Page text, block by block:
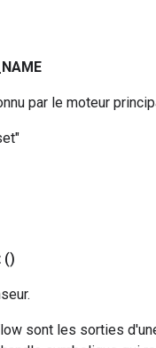
NAME
par le moteur
()
sont les sorties